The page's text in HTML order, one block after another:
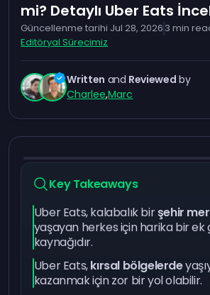
mi? Detaylı Uber Eats
Güncellenme tarihi Jul 28, 2026 3 min
Editöryal Sürecimiz
Written and Reviewed by
Charlee,Marc
Key Takeaways
Uber Eats, kalabalık birşehir
yaşayan herkes için harika bir ek
kaynağıdır.
Uber Eats,kırsal bölgelerde
kazanmak için zor bir yol olabilir.